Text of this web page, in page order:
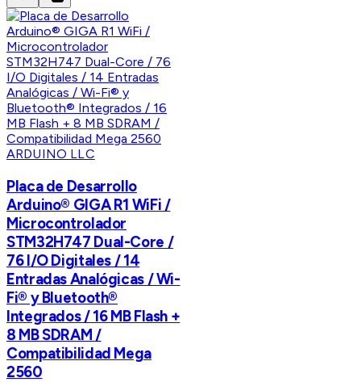
ARDUINO LLC
Placa de Desarrollo
Arduino® GIGA R1 WiFi /
Microcontrolador
STM32H747 Dual-Core /
76 I/O Digitales / 14
Entradas Analógicas / Wi-
Fi® y Bluetooth®
Integrados / 16 MB Flash +
8 MB SDRAM /
Compatibilidad Mega
2560